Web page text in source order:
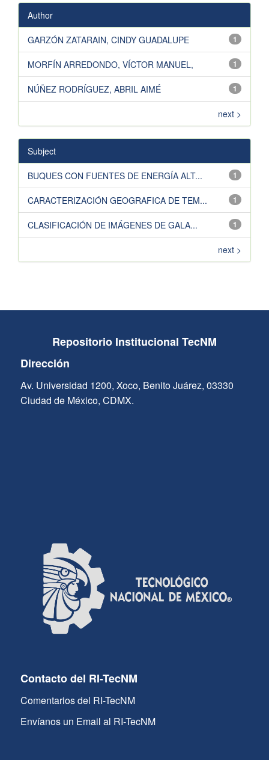
Author
1
GARZÓN ZATARAIN, CINDY GUADALUPE
1
MORFÍN ARREDONDO, VÍCTOR MANUEL,
1
NÚÑEZ RODRÍGUEZ, ABRIL AIMÉ
next >
Subject
1
BUQUES CON FUENTES DE ENERGÍA ALT...
1
CARACTERIZACIÓN GEOGRAFICA DE TEM...
1
CLASIFICACIÓN DE IMÁGENES DE GALA...
next >
Repositorio Institucional TecNM
Dirección
Av. Universidad 1200, Xoco, Benito Juárez, 03330
Ciudad de México, CDMX.
Contacto del RI-TecNM
Comentarios del RI-TecNM
Envíanos un Email al RI-TecNM